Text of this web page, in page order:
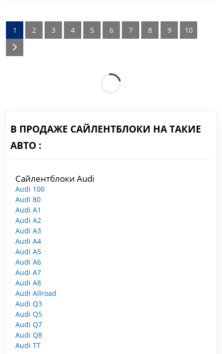
1 2 3 4 5 6 7 8 9 10
В ПРОДАЖЕ САЙЛЕНТБЛОКИ НА ТАКИЕ
АВТО :
Сайлентблоки Audi
Audi 100
Audi 80
Audi A1
Audi A2
Audi A3
Audi A4
Audi A5
Audi A6
Audi A7
Audi A8
Audi Allroad
Audi Q3
Audi Q5
Audi Q7
Audi Q8
Audi TT